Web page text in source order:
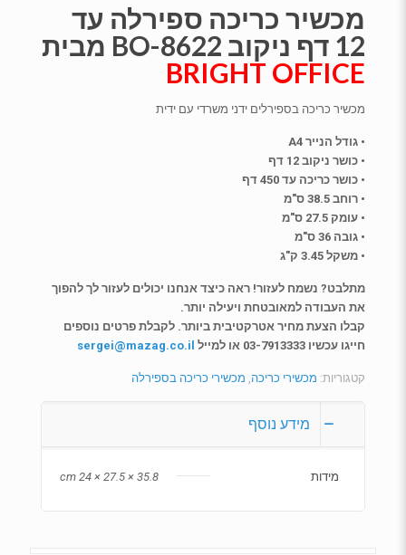
מכשיר כריכה ספירלה עד
12 דף ניקוב BO-8622 מבית
BRIGHT OFFICE
מכשיר כריכה בספירלים ידני משרדי עם ידית
• גודל הנייר A4
• כושר ניקוב 12 דף
• כושר כריכה עד 450 דף
• רוחב 38.5 ס"מ
• עומק 27.5 ס"מ
• גובה 36 ס"מ
• משקל 3.45 ק"ג
מתלבט? נשמח לעזור! ראה כיצד אנחנו יכולים לעזור לך להפוך
את העבודה למאובטחת ויעילה יותר.
קבלו הצעת מחיר אטרקטיבית ביותר. לקבלת פרטים נוספים
חייגו עכשיו 03-7913333 או למייל
sergei@mazag.co.il
קטגוריות: מכשירי כריכה מכשירי כריכה בספירלה
מידע נוסף
מידות 35.8 × 27.5 × 24 cm